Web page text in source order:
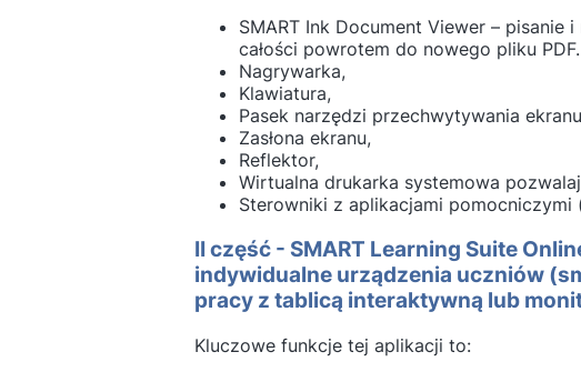
SMART Ink Document Viewer –
całości powrotem do nowego pliku PDF.
Nagrywarka,
Klawiatura,
Pasek narzędzi przechwytywania
Zasłona ekranu,
Reflektor,
Wirtualna drukarka systemowa
Sterowniki z aplikacjami pomocniczymi
II część - SMART Learning Suite
indywidualne urządzenia uczniów
pracy z tablicą interaktywną lub
Kluczowe funkcje tej aplikacji to: